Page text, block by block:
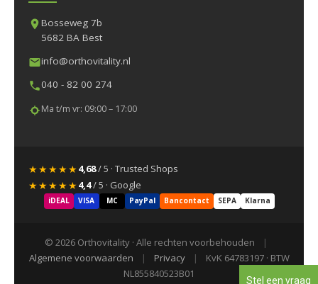
Bosseweg 7b
5682 BA Best
info@orthovitality.nl
040 - 82 00 274
Ma t/m vr: 09:00 – 17:00
★★★★★4,68/ 5 · Trusted Shops
★★★★★4,4/ 5 · Google
iDEAL VISA MC PayPal Bancontact SEPA Klarna
© 2026 Orthovitality · Alle rechten voorbehouden
|
Algemene voorwaarden
| Privacy |
KvK 64783197 · BTW
NL855840523B01
Stel een vraag